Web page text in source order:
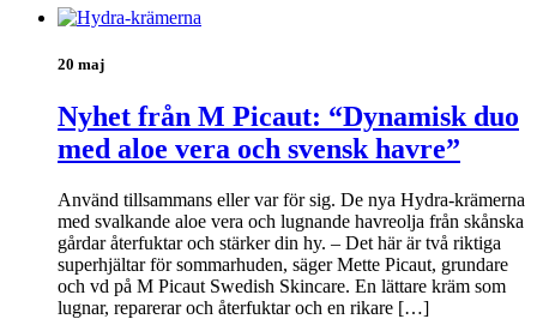
20 maj
Nyhet från M Picaut: “Dynamisk duo
med aloe vera och svensk havre”
Använd tillsammans eller var för sig. De nya Hydra-krämerna
med svalkande aloe vera och lugnande havreolja från skånska
gårdar återfuktar och stärker din hy. – Det här är två riktiga
superhjältar för sommarhuden, säger Mette Picaut, grundare
och vd på M Picaut Swedish Skincare. En lättare kräm som
lugnar, reparerar och återfuktar och en rikare […]